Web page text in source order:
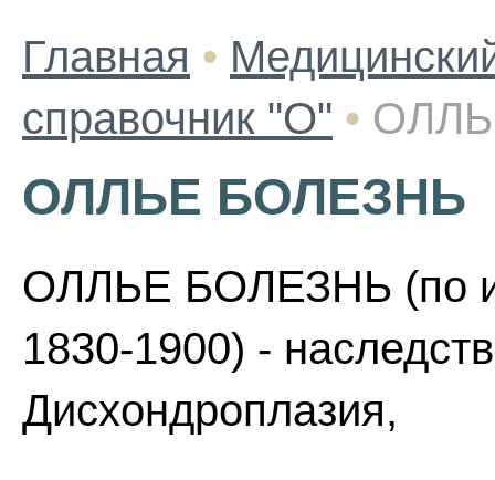
Главная •
справочник "О" •
ОЛЛЬЕ БОЛЕЗНЬ
ОЛЛЬЕ БОЛЕЗНЬ (по
1830-1900) -
Дисхондроплазия,